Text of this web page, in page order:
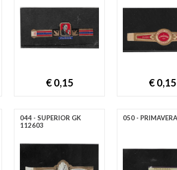
€ 0,15 € 0,15
044 - SUPERIOR GK
112603
050 - PRIMAVERA